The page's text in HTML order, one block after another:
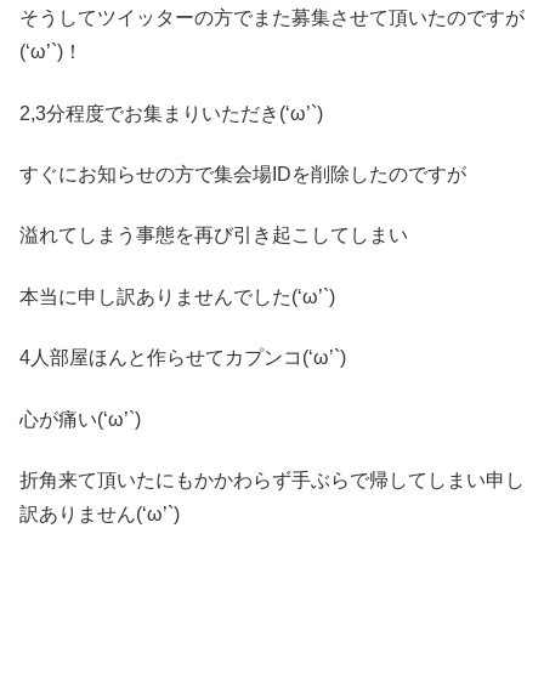
そうしてツイッターの方でまた募集させて頂いたのですが
(‘ω’`)！
2,3分程度でお集まりいただき(‘ω’`)
すぐにお知らせの方で集会場IDを削除したのですが
溢れてしまう事態を再び引き起こしてしまい
本当に申し訳ありませんでした(‘ω’`)
4人部屋ほんと作らせてカプンコ(‘ω’`)
心が痛い(‘ω’`)
折角来て頂いたにもかかわらず手ぶらで帰してしまい申し
訳ありません(‘ω’`)